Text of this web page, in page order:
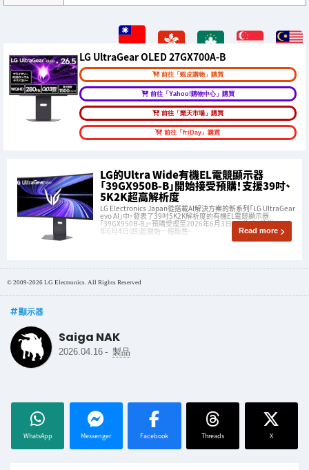
LG UltraGear OLED 27GX700A-B
前往「蝦皮購物」購買
前往「Yahoo!購物中心」購買
前往「樂天市場」購買
前往「friDay」購買
LG的Ultra Wide有機EL電競顯示器
「39GX950B-B」開始接受預購！支援39吋、
5K2K超高解析度
LG Electronics Japan從搭載AI解決方案的新系列「LG UltraGear
evo AI」中，發表了39吋5K2K解析度的有機EL電競顯示器
「39GX950B-B」。預購受理至2026年6月3日(三)為止，將從2026
年6月4日(四)起開始一般販售。 Read more
© 2009-2026 LG Electronics. All Rights Reserved
顯示器
Saiga NAK
2026.04.16 - 製品
WhatsApp Messenger Facebook Threads X